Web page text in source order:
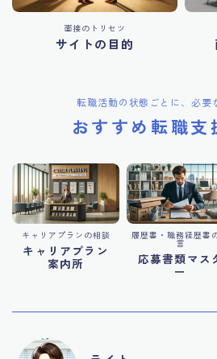
面接のトリセツ
サイトの目的
転職活動の状態ごとに、必要
おすすめ転職支
キャリアプランの相談
キャリアプラン
案内所
履歴書・職務経歴書
言
応募書類マス
ー